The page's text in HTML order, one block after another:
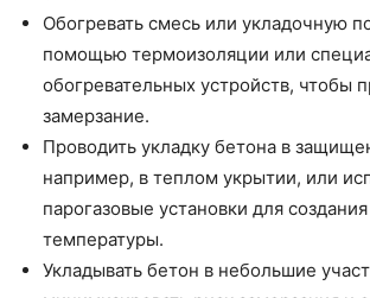
Обогревать смесь или укладочную
помощью термоизоляции или
обогревательных устройств, чтобы
замерзание.
Проводить укладку бетона в
например, в теплом укрытии, или
парогазовые установки для
температуры.
Укладывать бетон в небольшие